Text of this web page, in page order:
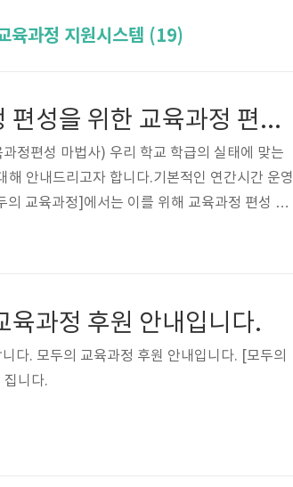
육과정 지원시스템 (19)
[모두의 교육과정] 교육과정 편성을 위한 교육과정 편성 마법사 사용하기
정편성 마법사) 우리 학교 학급의 실태에 맞는
안내드리고자 합니다.기본적인 연간시간 운영
교육과정]에서는 이를 위해 교육과정 편성 마
하기 교육과정 편성 마법사를 통해 교육과정을
육과정 후원 안내입니다.
다. 모두의 교육과정 후원 안내입니다. [모두의
집니다.